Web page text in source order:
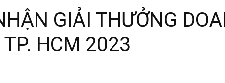
GIẢI THƯỞNG
HCM 2023